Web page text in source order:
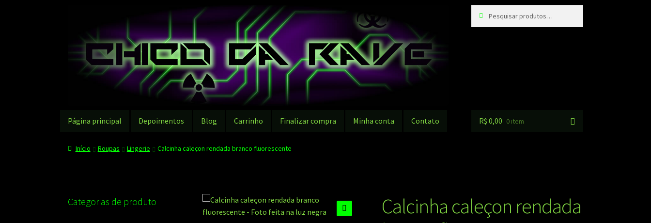
navegação
conteúdo
por:
Página principal Depoimentos Blog Carrinho Finalizar compra Minha conta Contato R$ 0,00 0 item
Início Roupas Lingerie Calcinha caleçon rendada branco fluorescente
Calcinha caleçon rendada
Categorias de produto